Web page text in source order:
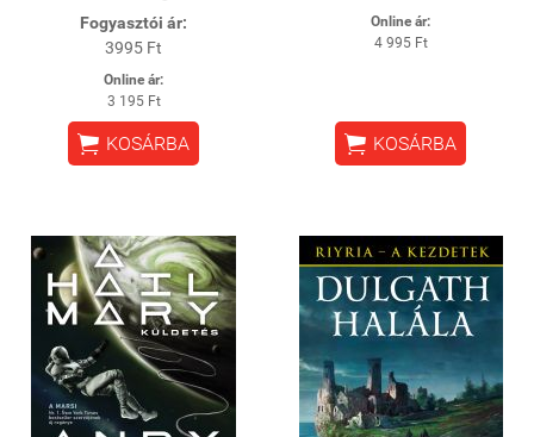
Fogyasztói ár:
3995 Ft
Online ár:
3 195 Ft
 KOSÁRBA
Online ár:
4 995 Ft
 KOSÁRBA